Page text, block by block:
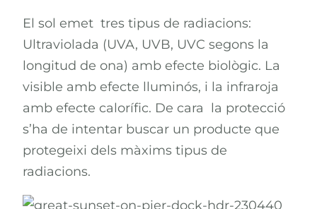
El sol emet tres tipus de radiacions:
Ultraviolada (UVA, UVB, UVC segons la
longitud de ona) amb efecte biològic. La
visible amb efecte lluminós, i la infraroja
amb efecte calorífic. De cara la protecció
s’ha de intentar buscar un producte que
protegeixi dels màxims tipus de
radiacions.